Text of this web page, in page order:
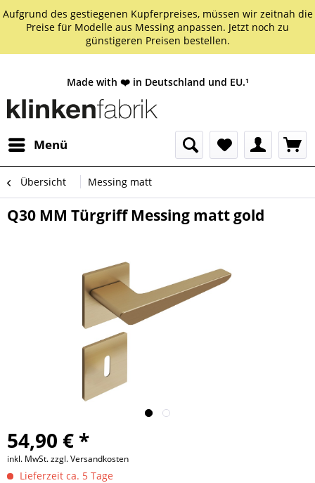
Aufgrund des gestiegenen Kupferpreises, müssen wir zeitnah die
Preise für Modelle aus Messing anpassen. Jetzt noch zu
günstigeren Preisen bestellen.
Made with ❤️ in Deutschland und EU.¹
Menü
Übersicht Messing matt
Q30 MM Türgriff Messing matt gold
54,90 € *
inkl. MwSt.zzgl. Versandkosten
Lieferzeit ca. 5 Tage